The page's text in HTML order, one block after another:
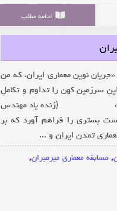
ادامه مطلب
نوین معماری ایران، که من
سرزمین کهن را تداوم و تکامل
دهد.» (زنده یاد مهندس
بستری را فراهم آورد که بر
تمدن ایران و ...
,مسابقه معماری میرمیران,